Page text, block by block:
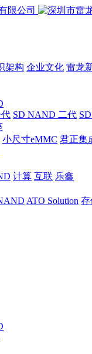
架构 企业文化 雷龙
SD NAND 二代
小尺寸eMMC 君正集
计算 互联 乐鑫
ATO Solution 存